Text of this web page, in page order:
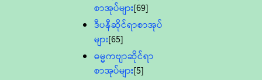
စာအုပ်များ[69]
ဒီပနီဆိုင်ရာစာအုပ်
များ[65]
ဓမ္မကဗျာဆိုင်ရာ
စာအုပ်များ[5]